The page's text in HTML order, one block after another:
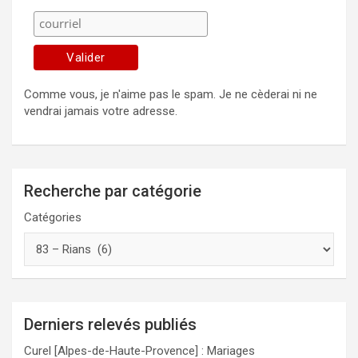
Comme vous, je n'aime pas le spam. Je ne cèderai ni ne
vendrai jamais votre adresse.
Recherche par catégorie
Catégories
Derniers relevés publiés
Curel [Alpes-de-Haute-Provence] : Mariages